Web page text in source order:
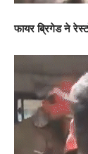
फायर ब्रिगेड ने